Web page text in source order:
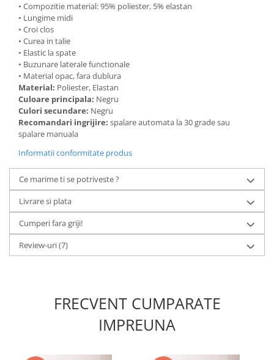
• Compozitie material: 95% poliester, 5% elastan
• Lungime midi
• Croi clos
• Curea in talie
• Elastic la spate
• Buzunare laterale functionale
• Material opac, fara dublura
Material: Poliester, Elastan
Culoare principala: Negru
Culori secundare: Negru
Recomandari ingrijire: spalare automata la 30 grade sau
spalare manuala
Informatii conformitate produs
Ce marime ti se potriveste ?
Livrare si plata
Cumperi fara griji!
Review-uri(7)
FRECVENT CUMPARATE
IMPREUNA